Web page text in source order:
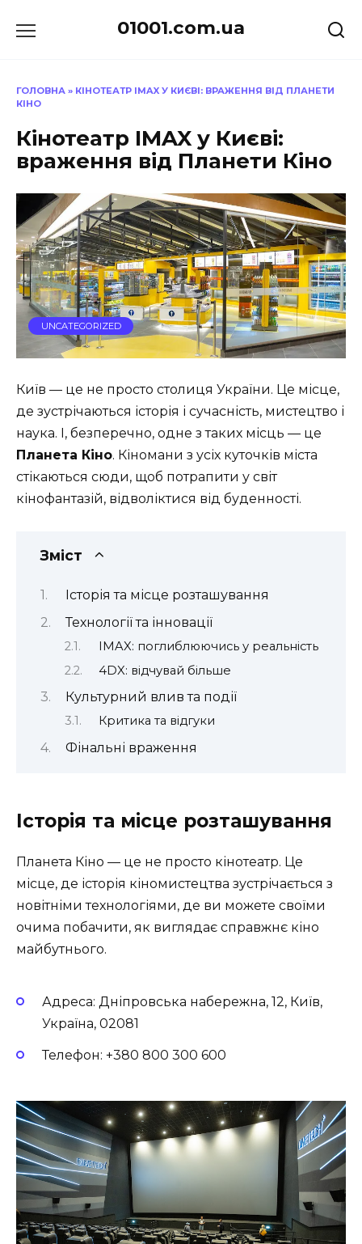
до
01001.com.ua
ГОЛОВНА » КІНОТЕАТР IMAX У КИЄВІ: ВРАЖЕННЯ ВІД ПЛАНЕТИ
КІНО
Кінотеатр IMAX у Києві:
враження від Планети Кіно
UNCATEGORIZED
Київ — це не просто столиця України. Це місце,
де зустрічаються історія і сучасність, мистецтво і
наука. І, безперечно, одне з таких місць — це
Планета Кіно. Кіномани з усіх куточків міста
стікаються сюди, щоб потрапити у світ
кінофантазій, відволіктися від буденності.
Зміст
Історія та місце розташування
Технології та інновації
IMAX: поглиблюючись у реальність
4DX: відчувай більше
Культурний влив та події
Критика та відгуки
Фінальні враження
Історія та місце розташування
Планета Кіно — це не просто кінотеатр. Це
місце, де історія кіномистецтва зустрічається з
новітніми технологіями, де ви можете своїми
очима побачити, як виглядає справжнє кіно
майбутнього.
Адреса: Дніпровська набережна, 12, Київ,
Україна, 02081
Телефон: +380 800 300 600